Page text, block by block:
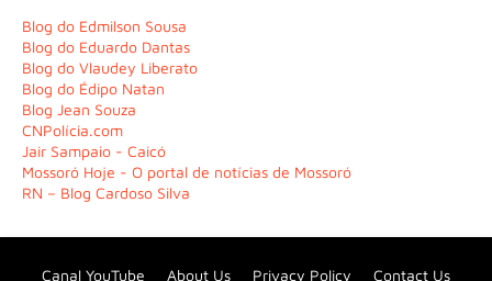
Blog do Edmilson Sousa
Blog do Eduardo Dantas
Blog do Vlaudey Liberato
Blog do Édipo Natan
Blog Jean Souza
CNPolícia.com
Jair Sampaio - Caicó
Mossoró Hoje - O portal de notícias de Mossoró
RN – Blog Cardoso Silva
Canal YouTube About Us Privacy Policy Contact Us